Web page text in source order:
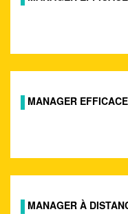
MANAGER
MANAGER À